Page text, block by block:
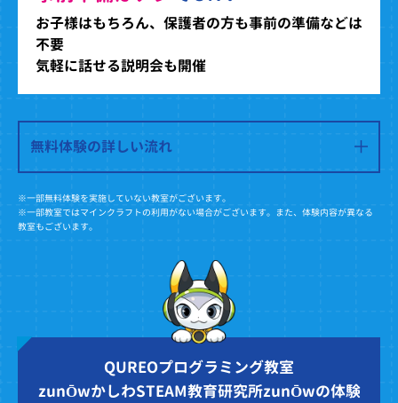
お子様はもちろん、保護者の方も事前の準備などは
不要
気軽に話せる説明会も開催
無料体験の詳しい流れ
※一部無料体験を実施していない教室がございます。
※一部教室ではマインクラフトの利用がない場合がございます。また、体験内容が異なる
教室もございます。
QUREOプログラミング教室
zunŌwかしわSTEAM教育研究所zunŌwの体験